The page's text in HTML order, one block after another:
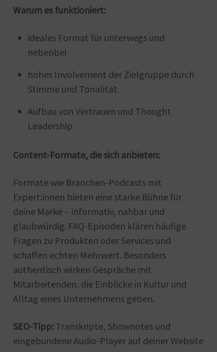
Warum es funktioniert:
ideales Format für unterwegs und
nebenbei
hohes Involvement der Zielgruppe durch
Stimme und Tonalität
Aufbau von Vertrauen und Thought
Leadership
Content-Formate, die sich anbieten:
Formate wie Branchen-Podcasts mit
Expert:innen bieten eine starke Bühne für
deine Marke – informativ, nahbar und
glaubwürdig. FAQ-Episoden klären häufige
Fragen zu Produkten oder Services und
schaffen echten Mehrwert. Besonders
authentisch wirken Gespräche mit
Mitarbeitenden, die Einblicke in Kultur und
Alltag eines Unternehmens geben.
SEO-Tipp:Transkripte, Shownotes und
eingebundene Audio-Player auf deiner Website